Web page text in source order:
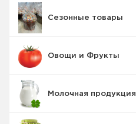
Сезонные товары
Овощи и Фрукты
Молочная продукция